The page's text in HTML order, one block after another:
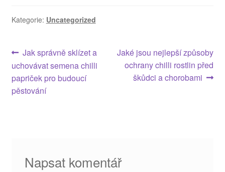
Kategorie: Uncategorized
Navigace
pro
příspěvek
Předchozí
příspěvek:
Jak správně sklízet a
uchovávat semena chilli
papriček pro budoucí
pěstování
Následující
příspěvek:
Jaké jsou nejlepší způsoby
ochrany chilli rostlin před
škůdci a chorobami
Napsat komentář